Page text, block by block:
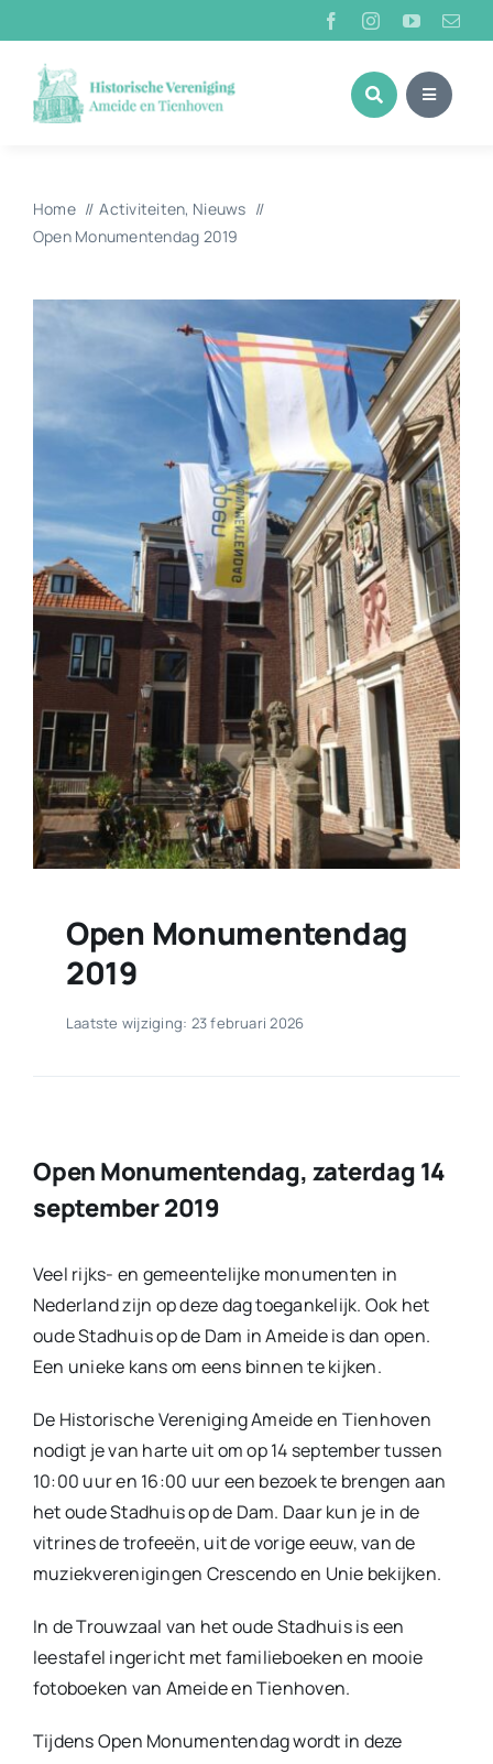
naar
inhoud
Home Activiteiten Nieuws
Open Monumentendag 2019
Open Monumentendag
2019
Laatste wijziging: 23 februari 2026
Open Monumentendag, zaterdag 14
september 2019
Veel rijks- en gemeentelijke monumenten in
Nederland zijn op deze dag toegankelijk. Ook het
oude Stadhuis op de Dam in Ameide is dan open.
Een unieke kans om eens binnen te kijken.
De Historische Vereniging Ameide en Tienhoven
nodigt je van harte uit om op 14 september tussen
10:00 uur en 16:00 uur een bezoek te brengen aan
het oude Stadhuis op de Dam. Daar kun je in de
vitrines de trofeeën, uit de vorige eeuw, van de
muziekverenigingen Crescendo en Unie bekijken.
In de Trouwzaal van het oude Stadhuis is een
leestafel ingericht met familieboeken en mooie
fotoboeken van Ameide en Tienhoven.
Tijdens Open Monumentendag wordt in deze